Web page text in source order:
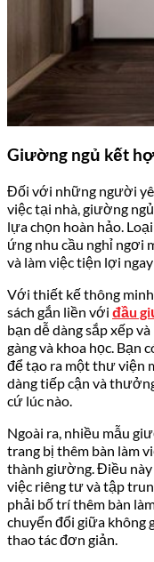
Giường ngủ kết
Đối với những người
việc tại nhà, giường
lựa chọn hoàn hảo.
ứng nhu cầu nghỉ ngơi
và làm việc tiện lợi
Với thiết kế thông
sách gắn liền với đầu
bạn dễ dàng sắp xếp
gàng và khoa học. Bạn
để tạo ra một thư viện
dàng tiếp cận và
cứ lúc nào.
Ngoài ra, nhiều mẫu
trang bị thêm bàn làm
thành giường. Điều này
việc riêng tư và tập
phải bố trí thêm bàn
chuyển đổi giữa không
thao tác đơn giản.